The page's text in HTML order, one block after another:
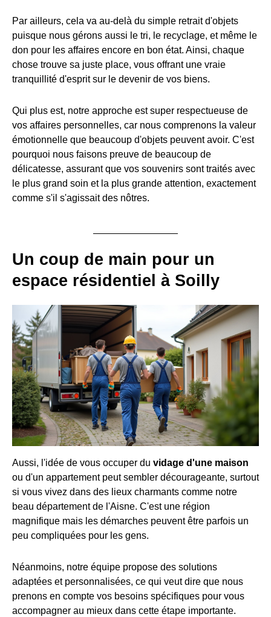
Par ailleurs, cela va au-delà du simple retrait d'objets
puisque nous gérons aussi le tri, le recyclage, et même le
don pour les affaires encore en bon état. Ainsi, chaque
chose trouve sa juste place, vous offrant une vraie
tranquillité d'esprit sur le devenir de vos biens.
Qui plus est, notre approche est super respectueuse de
vos affaires personnelles, car nous comprenons la valeur
émotionnelle que beaucoup d'objets peuvent avoir. C'est
pourquoi nous faisons preuve de beaucoup de
délicatesse, assurant que vos souvenirs sont traités avec
le plus grand soin et la plus grande attention, exactement
comme s'il s'agissait des nôtres.
Un coup de main pour un
espace résidentiel à Soilly
Aussi, l'idée de vous occuper du vidage d'une maison
ou d'un appartement peut sembler décourageante, surtout
si vous vivez dans des lieux charmants comme notre
beau département de l'Aisne. C'est une région
magnifique mais les démarches peuvent être parfois un
peu compliquées pour les gens.
Néanmoins, notre équipe propose des solutions
adaptées et personnalisées, ce qui veut dire que nous
prenons en compte vos besoins spécifiques pour vous
accompagner au mieux dans cette étape importante.